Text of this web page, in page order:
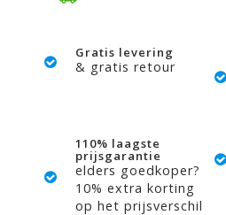
Gratis levering
& gratis retour
110% laagste
prijsgarantie
elders goedkoper?
10% extra korting
op het prijsverschil